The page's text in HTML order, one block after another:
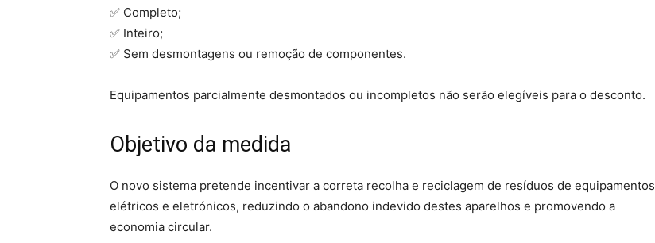
✅ Completo;
✅ Inteiro;
✅ Sem desmontagens ou remoção de componentes.
Equipamentos parcialmente desmontados ou incompletos não serão elegíveis para o desconto.
Objetivo da medida
O novo sistema pretende incentivar a correta recolha e reciclagem de resíduos de equipamentos
elétricos e eletrónicos, reduzindo o abandono indevido destes aparelhos e promovendo a
economia circular.